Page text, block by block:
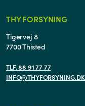
THY FORSYNING
Tigervej 8
7700 Thisted
TLF. 88 91 77 77
INFO@THYFORSYNING.DK